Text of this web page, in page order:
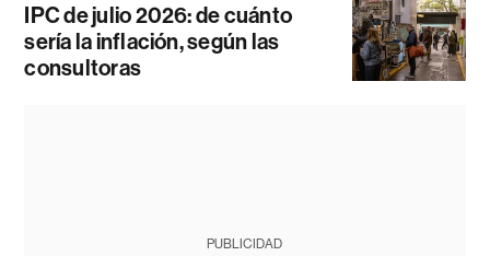
IPC de julio 2026: de cuánto
sería la inflación, según las
consultoras
PUBLICIDAD